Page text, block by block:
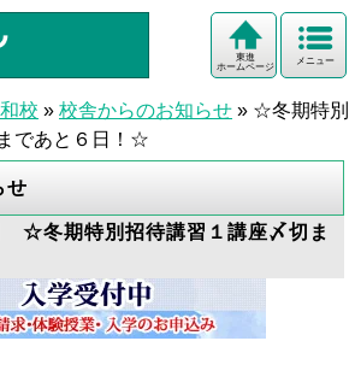
メニュー
東進
ホームページ
校 » 校舎からのお知らせ » ☆冬期特別
であと６日！☆
せ
☆冬期特別招待講習１講座〆切ま